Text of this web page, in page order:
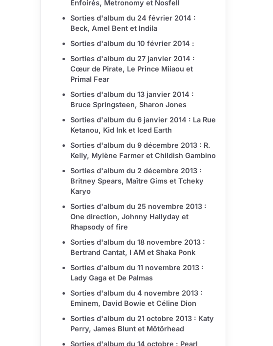
Enfoirés, Metronomy et Nosfell
Sorties d'album du 24 février 2014 :
Beck, Amel Bent et Indila
Sorties d'album du 10 février 2014 :
Sorties d'album du 27 janvier 2014 :
Cœur de Pirate, Le Prince Miiaou et
Primal Fear
Sorties d'album du 13 janvier 2014 :
Bruce Springsteen, Sharon Jones
Sorties d'album du 6 janvier 2014 : La Rue
Ketanou, Kid Ink et Iced Earth
Sorties d'album du 9 décembre 2013 : R.
Kelly, Mylène Farmer et Childish Gambino
Sorties d'album du 2 décembre 2013 :
Britney Spears, Maître Gims et Tcheky
Karyo
Sorties d'album du 25 novembre 2013 :
One direction, Johnny Hallyday et
Rhapsody of fire
Sorties d'album du 18 novembre 2013 :
Bertrand Cantat, I AM et Shaka Ponk
Sorties d'album du 11 novembre 2013 :
Lady Gaga et De Palmas
Sorties d'album du 4 novembre 2013 :
Eminem, David Bowie et Céline Dion
Sorties d'album du 21 octobre 2013 : Katy
Perry, James Blunt et Mötörhead
Sorties d'album du 14 octobre : Pearl